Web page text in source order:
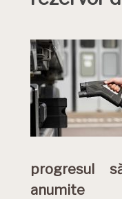
progresul
anumite